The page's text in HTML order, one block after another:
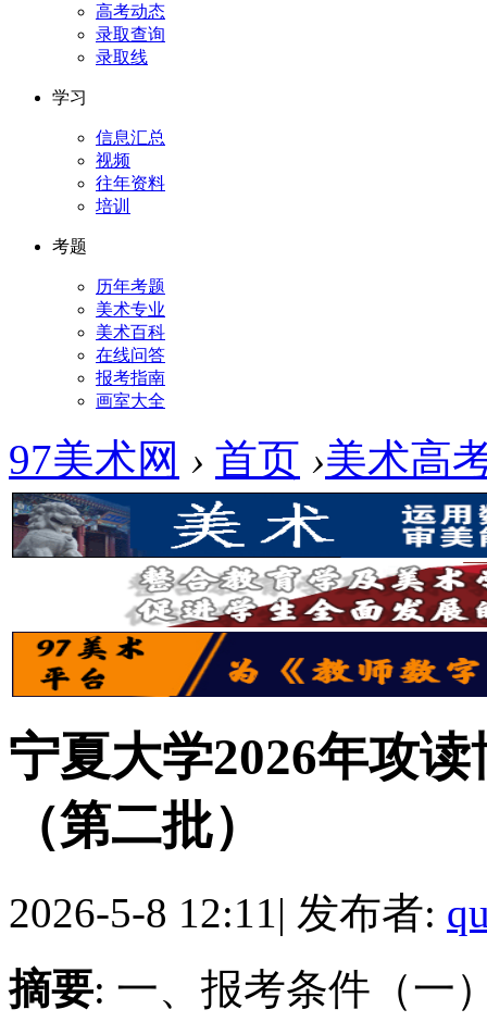
高考动态
录取查询
录取线
学习
信息汇总
视频
往年资料
培训
考题
历年考题
美术专业
美术百科
在线问答
报考指南
画室大全
97美术网 › 首页 ›美术高
宁夏大学2026年攻
（第二批）
2026-5-8 12:11| 发布者:
摘要: 一、报考条件（一